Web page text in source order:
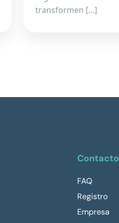
transformen […]
Contacto
FAQ
Registro
Empresa